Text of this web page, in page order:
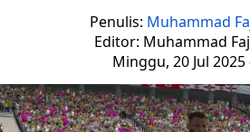
Penulis: Muhammad
Editor: Muhammad
Minggu, 20 Jul 2025